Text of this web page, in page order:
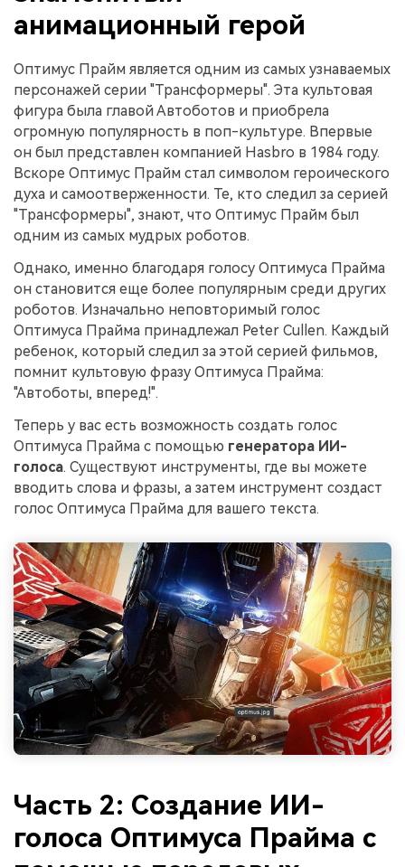
анимационный герой
Оптимус Прайм является одним из самых узнаваемых
персонажей серии "Трансформеры". Эта культовая
фигура была главой Автоботов и приобрела
огромную популярность в поп-культуре. Впервые
он был представлен компанией Hasbro в 1984 году.
Вскоре Оптимус Прайм стал символом героического
духа и самоотверженности. Те, кто следил за серией
"Трансформеры", знают, что Оптимус Прайм был
одним из самых мудрых роботов.
Однако, именно благодаря голосу Оптимуса Прайма
он становится еще более популярным среди других
роботов. Изначально неповторимый голос
Оптимуса Прайма принадлежал Peter Cullen. Каждый
ребенок, который следил за этой серией фильмов,
помнит культовую фразу Оптимуса Прайма:
"Автоботы, вперед!".
Теперь у вас есть возможность создать голос
Оптимуса Прайма с помощью генератора ИИ-
голоса. Существуют инструменты, где вы можете
вводить слова и фразы, а затем инструмент создаст
голос Оптимуса Прайма для вашего текста.
Часть 2: Создание ИИ-
голоса Оптимуса Прайма с